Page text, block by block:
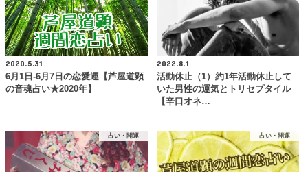
2020.5.31
6月1日-6月7日の恋愛運【芦屋道顕
の音魂占い★2020年】
2022.8.1
活動休止（1）約1年活動休止して
いた男性の運気とトリセプタイル
【辛口オネ…
占い・開運 占い・開運